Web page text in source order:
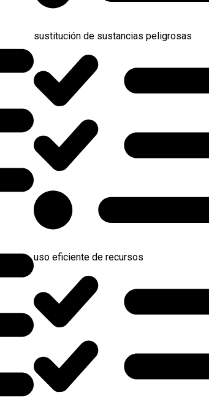
sustitución de sustancias peligrosas
uso eficiente de recursos